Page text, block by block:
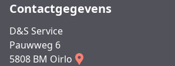
Contactgegevens
D&S Service
Pauwweg 6
5808 BM Oirlo